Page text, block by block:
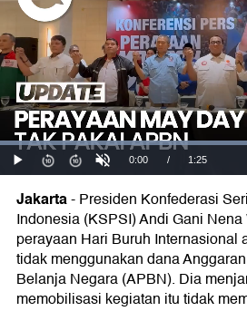
Jakarta-Presiden Konfederasi
Indonesia (KSPSI) Andi Gani
perayaan Hari Buruh Internasional
tidak menggunakan dana
Belanja Negara (APBN). Dia
memobilisasi kegiatan itu tidak